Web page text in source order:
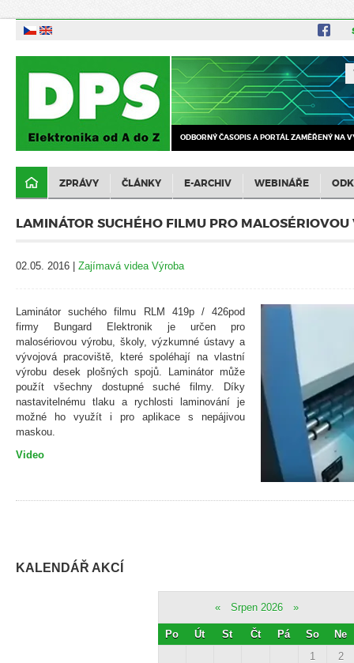
ODBORNÝ ČASOPIS A PORTÁL ZAMĚŘENÝ NA
ZPRÁVY ČLÁNKY E-ARCHIV WEBINÁŘE
LAMINÁTOR SUCHÉHO FILMU PRO MALOSÉRIOVOU
02.05. 2016 | Zajímavá videa Výroba
Laminátor suchého filmu RLM 419p / 426pod
firmy Bungard Elektronik je určen pro
malosériovou výrobu, školy, výzkumné ústavy a
vývojová pracoviště, které spoléhají na vlastní
výrobu desek plošných spojů. Laminátor může
použít všechny dostupné suché filmy. Díky
nastavitelnému tlaku a rychlosti laminování je
možné ho využít i pro aplikace s nepájivou
maskou.
Video
KALENDÁŘ AKCÍ
« Srpen 2026 »
Po Út St Čt Pá So
Ne
1
2